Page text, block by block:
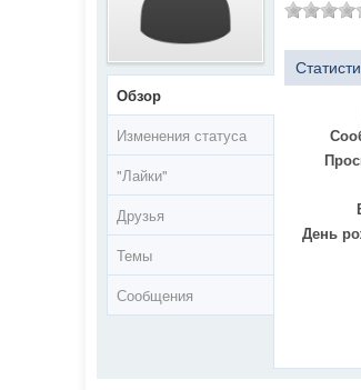
Обзор
Изменения статуса
"Лайки"
Друзья
Темы
Сообщения
День